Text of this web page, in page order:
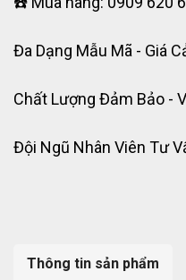
Đa Dạng Mẫu Mã - Giá
Chất Lượng Đảm Bảo -
Đội Ngũ Nhân Viên Tư
Thông tin sản phẩm